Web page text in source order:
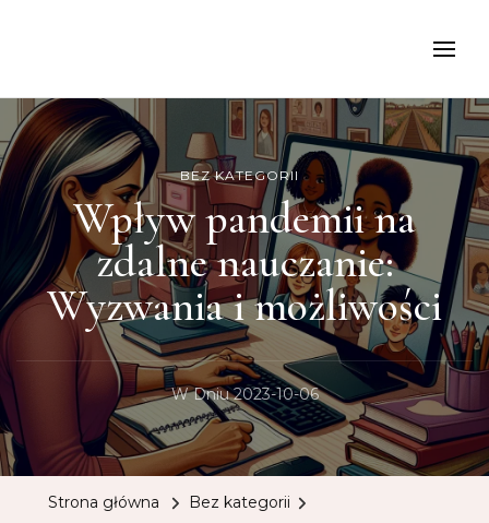
BEZ KATEGORII
Wpływ pandemii na
zdalne nauczanie:
Wyzwania i możliwości
W Dniu2023-10-06
Strona główna
Bez kategorii